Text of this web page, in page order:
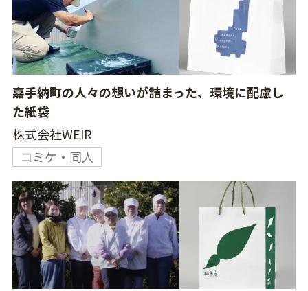
嘉手納町の人々の想いが詰まった、環境に配慮し
た紙袋
株式会社WEIR
コミケ・同人